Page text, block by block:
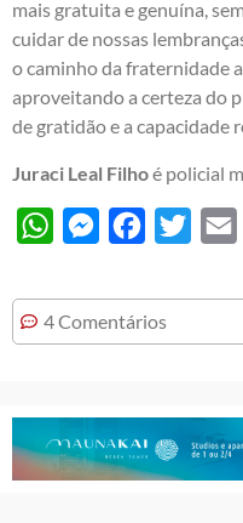
mais gratuita e genuína,
cuidar de nossas
o caminho da fraternidade
aproveitando a certeza do
de gratidão e a capacidade
Juraci Leal Filhoé policial
WhatsAppMessengerFacebook
Twitter
4 Comentários